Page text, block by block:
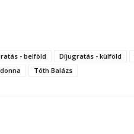
- belföld Díjugratás - külföld
Tóth Balázs